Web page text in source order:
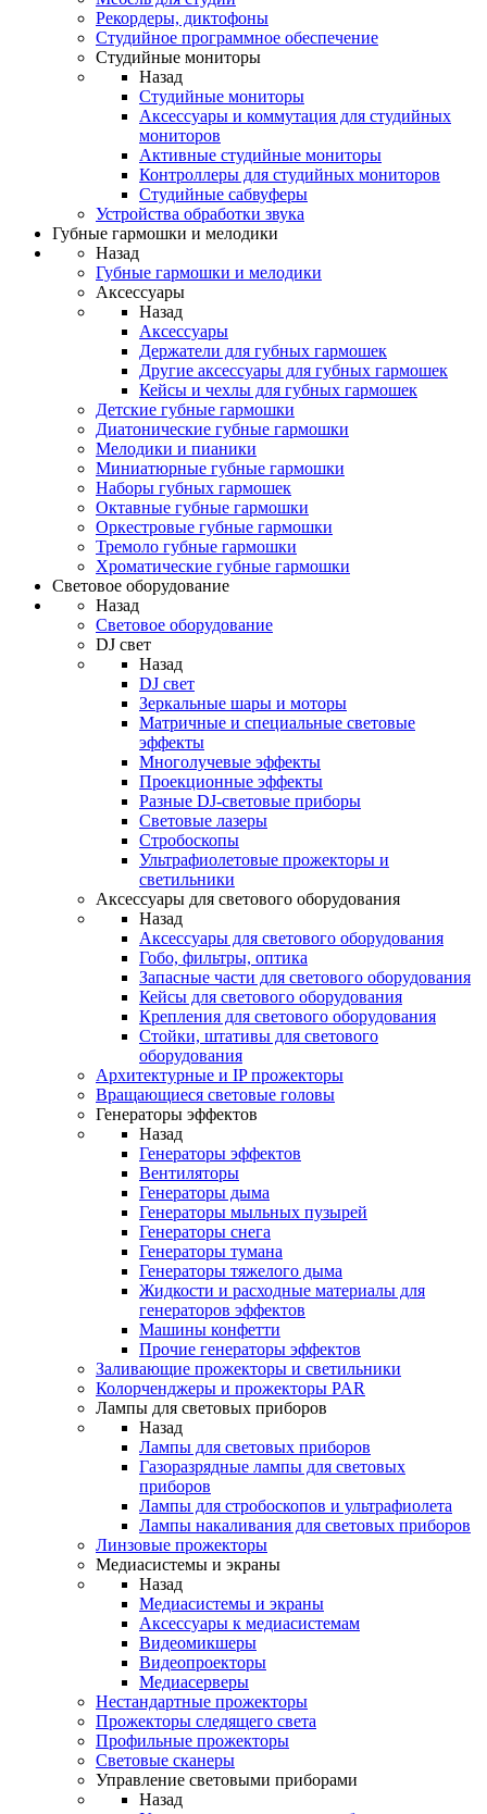
Рекордеры, диктофоны
Студийное программное обеспечение
Студийные мониторы
Назад
Студийные мониторы
Аксессуары и коммутация для студийных
мониторов
Активные студийные мониторы
Контроллеры для студийных мониторов
Студийные сабвуферы
Устройства обработки звука
Губные гармошки и мелодики
Назад
Губные гармошки и мелодики
Аксессуары
Назад
Аксессуары
Держатели для губных гармошек
Другие аксессуары для губных гармошек
Кейсы и чехлы для губных гармошек
Детские губные гармошки
Диатонические губные гармошки
Мелодики и пианики
Миниатюрные губные гармошки
Наборы губных гармошек
Октавные губные гармошки
Оркестровые губные гармошки
Тремоло губные гармошки
Хроматические губные гармошки
Световое оборудование
Назад
Световое оборудование
DJ свет
Назад
DJ свет
Зеркальные шары и моторы
Матричные и специальные световые
эффекты
Многолучевые эффекты
Проекционные эффекты
Разные DJ-световые приборы
Световые лазеры
Стробоскопы
Ультрафиолетовые прожекторы и
светильники
Аксессуары для светового оборудования
Назад
Аксессуары для светового оборудования
Гобо, фильтры, оптика
Запасные части для светового оборудования
Кейсы для светового оборудования
Крепления для светового оборудования
Стойки, штативы для светового
оборудования
Архитектурные и IP прожекторы
Вращающиеся световые головы
Генераторы эффектов
Назад
Генераторы эффектов
Вентиляторы
Генераторы дыма
Генераторы мыльных пузырей
Генераторы снега
Генераторы тумана
Генераторы тяжелого дыма
Жидкости и расходные материалы для
генераторов эффектов
Машины конфетти
Прочие генераторы эффектов
Заливающие прожекторы и светильники
Колорченджеры и прожекторы PAR
Лампы для световых приборов
Назад
Лампы для световых приборов
Газоразрядные лампы для световых
приборов
Лампы для стробоскопов и ультрафиолета
Лампы накаливания для световых приборов
Линзовые прожекторы
Медиасистемы и экраны
Назад
Медиасистемы и экраны
Аксессуары к медиасистемам
Видеомикшеры
Видеопроекторы
Медиасерверы
Нестандартные прожекторы
Прожекторы следящего света
Профильные прожекторы
Световые сканеры
Управление световыми приборами
Назад